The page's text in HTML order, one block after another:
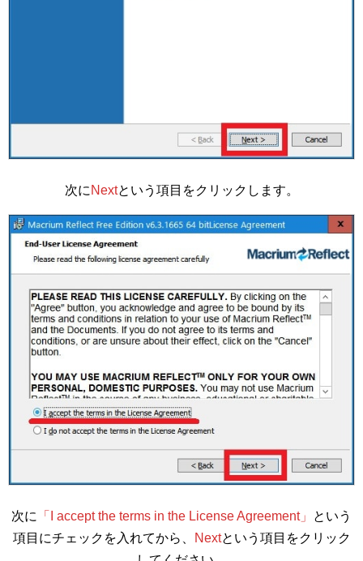
次に Nextという項目をクリックします。
次に 「I accept the terms in the License Agreement」
という
項目にチェックを入れてから、
Nextという項目をクリック